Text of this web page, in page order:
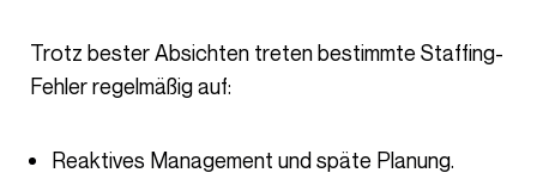
Trotz bester Absichten treten bestimmte Staffing-
Fehler regelmäßig auf:
Reaktives Management und späte Planung.